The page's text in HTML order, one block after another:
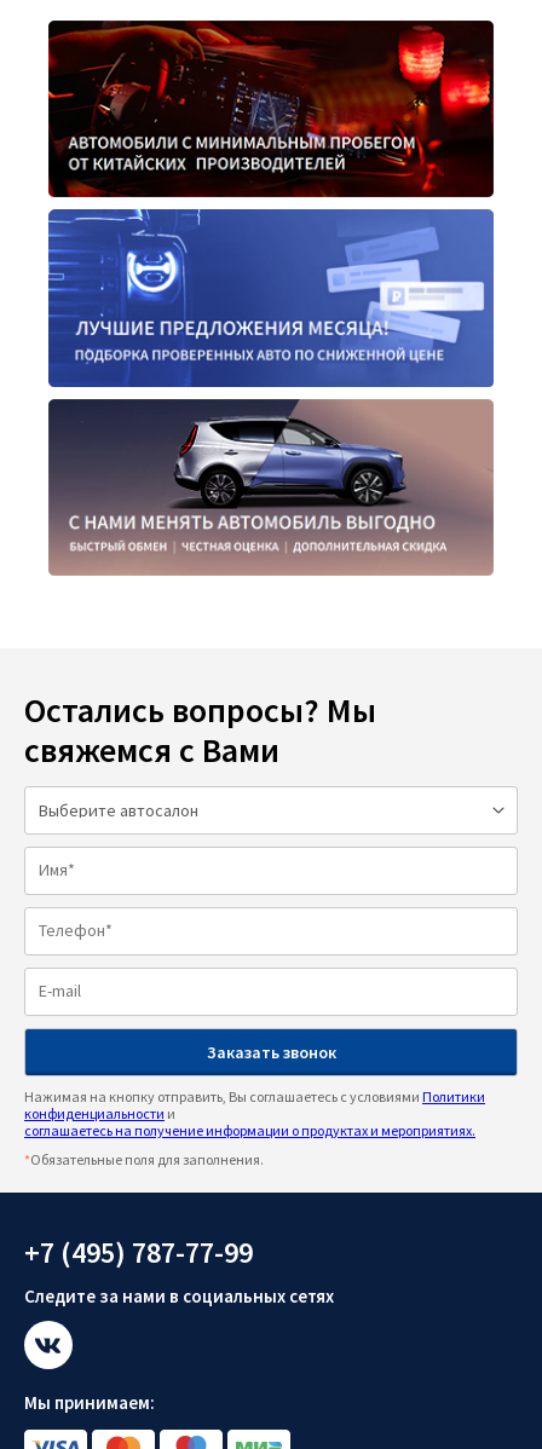
Остались вопросы? Мы
свяжемся с Вами
Нажимая на кнопку отправить, Вы соглашаетесь с условиями Политики
конфиденциальности и
соглашаетесь на получение информации о продуктах и мероприятиях.
*Обязательные поля для заполнения.
+7 (495) 787-77-99
Следите за нами в социальных сетях
Мы принимаем: